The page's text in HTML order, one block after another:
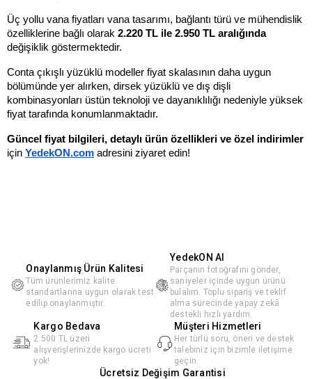
Üç yollu vana fiyatları vana tasarımı, bağlantı türü ve mühendislik
özelliklerine bağlı olarak 2.220 TL ile 2.950 TL aralığında
değişiklik göstermektedir.
Conta çıkışlı yüzüklü modeller fiyat skalasının daha uygun
bölümünde yer alırken, dirsek yüzüklü ve dış dişli
kombinasyonları üstün teknoloji ve dayanıklılığı nedeniyle yüksek
fiyat tarafında konumlanmaktadır.
için YedekON.com adresini ziyaret edin!
Onaylanmış Ürün Kalitesi
Tüm ürünlerimiz kalite
standartlarına uygun olarak test
edilip onaylanmıştır.
YedekON AI
Parçanın fotoğrafını gönder,
saniyeler içinde uygun ürünü
bulalım. Toplu sipariş ve teklif
alma sürecinde yapay zekâ
destekli hızlı yardım.
Kargo Bedava
2.500 TL üzeri
alışverişlerinizde kargo ücreti
yok!
Müşteri Hizmetleri
Her türlü soru, öneri ve destek
talebiniz için bizimle iletişime
geçin.
Ücretsiz Değişim Garantisi